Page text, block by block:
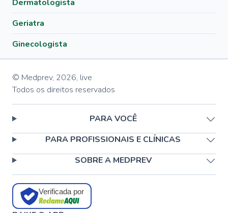
Dermatologista
Geriatra
Ginecologista
© Medprev, 2026, live
Todos os direitos reservados
PARA VOCÊ
PARA PROFISSIONAIS E CLÍNICAS
SOBRE A MEDPREV
Verificada por